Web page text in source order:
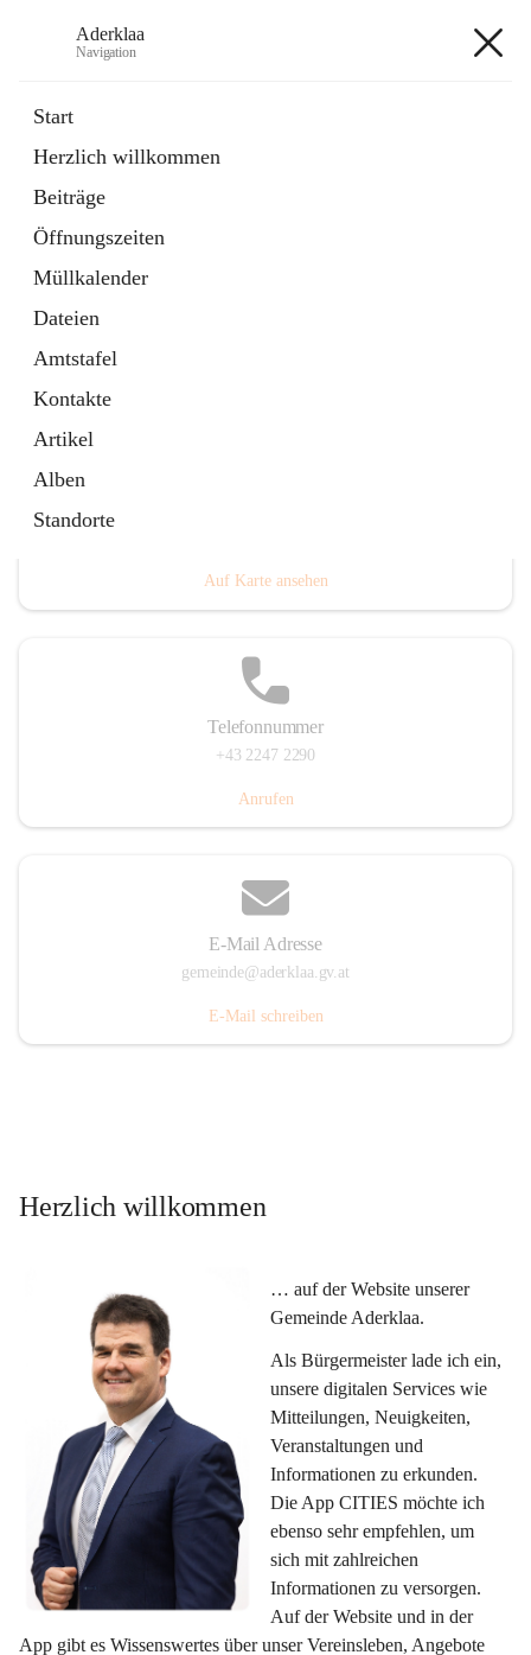
Aderklaa
Navigation
Start
Herzlich willkommen
Beiträge
Öffnungszeiten
Müllkalender
Dateien
Amtstafel
Kontakte
Artikel
Alben
Standorte
6 Schnellzugriffe
Gemeinde
3 Schnellzugriffe
Auf Karte ansehen
Telefonnummer
+43 2247 2290
Anrufen
E-Mail Adresse
gemeinde@aderklaa.gv.at
E-Mail schreiben
Herzlich willkommen
… auf der Website unserer
Gemeinde Aderklaa.
Als Bürgermeister lade ich ein,
unsere digitalen Services wie
Mitteilungen, Neuigkeiten,
Veranstaltungen und
Informationen zu erkunden.
Die App CITIES möchte ich
ebenso sehr empfehlen, um
sich mit zahlreichen
Informationen zu versorgen.
Auf der Website und in der
App gibt es Wissenswertes über unser Vereinsleben, Angebote